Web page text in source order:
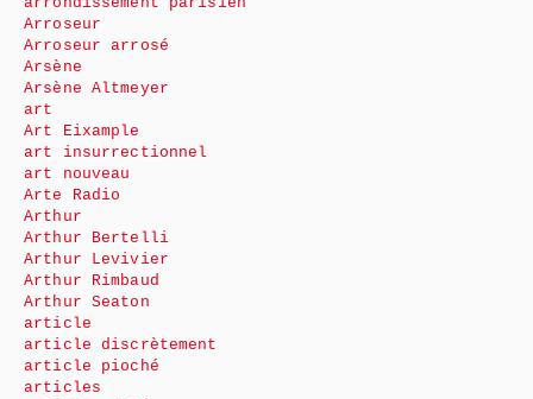
Arroseur
Arroseur arrosé
Arsène
Arsène Altmeyer
art
Art Eixample
art insurrectionnel
art nouveau
Arte Radio
Arthur
Arthur Bertelli
Arthur Levivier
Arthur Rimbaud
Arthur Seaton
article
article discrètement
article pioché
articles